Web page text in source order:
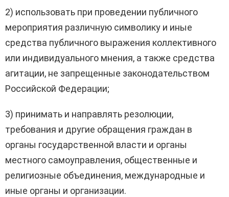
2) использовать при проведении публичного
мероприятия различную символику и иные
средства публичного выражения коллективного
или индивидуального мнения, а также средства
агитации, не запрещенные законодательством
Российской Федерации;
3) принимать и направлять резолюции,
требования и другие обращения граждан в
органы государственной власти и органы
местного самоуправления, общественные и
религиозные объединения, международные и
иные органы и организации.